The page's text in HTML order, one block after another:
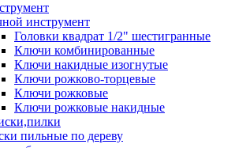
инструмент
Головки квадрат 1/2" шестигранные
Ключи комбинированные
Ключи накидные изогнутые
Ключи рожково-торцевые
Ключи рожковые
Ключи рожковые накидные
пильные по дереву